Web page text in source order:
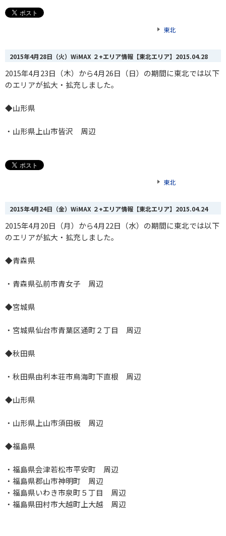
東北
2015年4月28日（火）WiMAX ２+エリア情報【東北エリア】 2015.04.28
2015年4月23日（木）から4月26日（日）の期間に東北では以下
のエリアが拡大・拡充しました。
◆山形県
・山形県上山市皆沢 周辺
東北
2015年4月24日（金）WiMAX ２+エリア情報【東北エリア】 2015.04.24
2015年4月20日（月）から4月22日（水）の期間に東北では以下
のエリアが拡大・拡充しました。
◆青森県
・青森県弘前市青女子 周辺
◆宮城県
・宮城県仙台市青葉区通町２丁目 周辺
◆秋田県
・秋田県由利本荘市鳥海町下直根 周辺
◆山形県
・山形県上山市須田板 周辺
◆福島県
・福島県会津若松市平安町 周辺
・福島県郡山市神明町 周辺
・福島県いわき市泉町５丁目 周辺
・福島県田村市大越町上大越 周辺